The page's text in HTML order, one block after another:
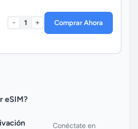
- 1 + Comprar Ahora
eSIM?
Conéctate en